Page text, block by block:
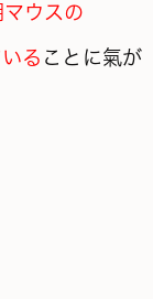
マウスの
る ことに氣が